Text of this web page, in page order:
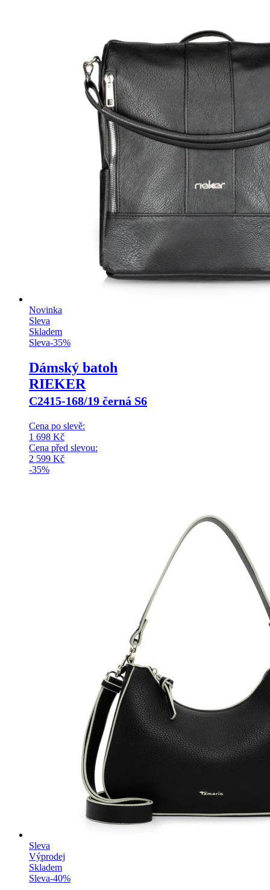
Novinka
Sleva
Skladem
Sleva-35%
Dámský batoh
RIEKER
C2415-168/19 černá S6
Cena po slevě:
1 698 Kč
Cena před slevou:
2 599 Kč
-35%
Sleva
Výprodej
Skladem
Sleva-40%